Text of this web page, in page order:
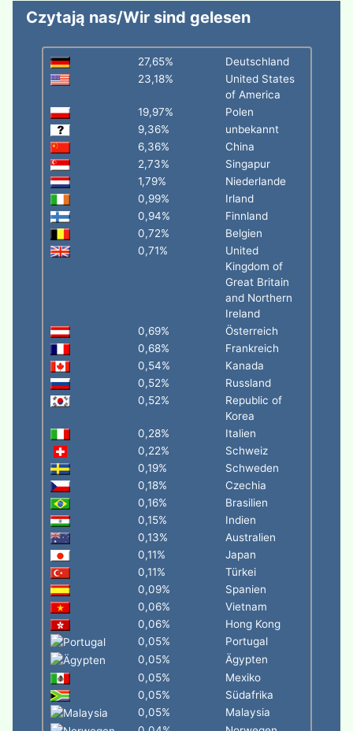
Czytają nas/Wir sind gelesen
27,65%
Deutschland
23,18%
United States
of America
19,97%
Polen
9,36%
unbekannt
6,36%
China
2,73%
Singapur
1,79%
Niederlande
0,99%
Irland
0,94%
Finnland
0,72%
Belgien
0,71%
United
Kingdom of
Great Britain
and Northern
Ireland
0,69%
Österreich
0,68%
Frankreich
0,54%
Kanada
0,52%
Russland
0,52%
Republic of
Korea
0,28%
Italien
0,22%
Schweiz
0,19%
Schweden
0,18%
Czechia
0,16%
Brasilien
0,15%
Indien
0,13%
Australien
0,11%
Japan
0,11%
Türkei
0,09%
Spanien
0,06%
Vietnam
0,06%
Hong Kong
0,05%
Portugal
0,05%
Ägypten
0,05%
Mexiko
0,05%
Südafrika
0,05%
Malaysia